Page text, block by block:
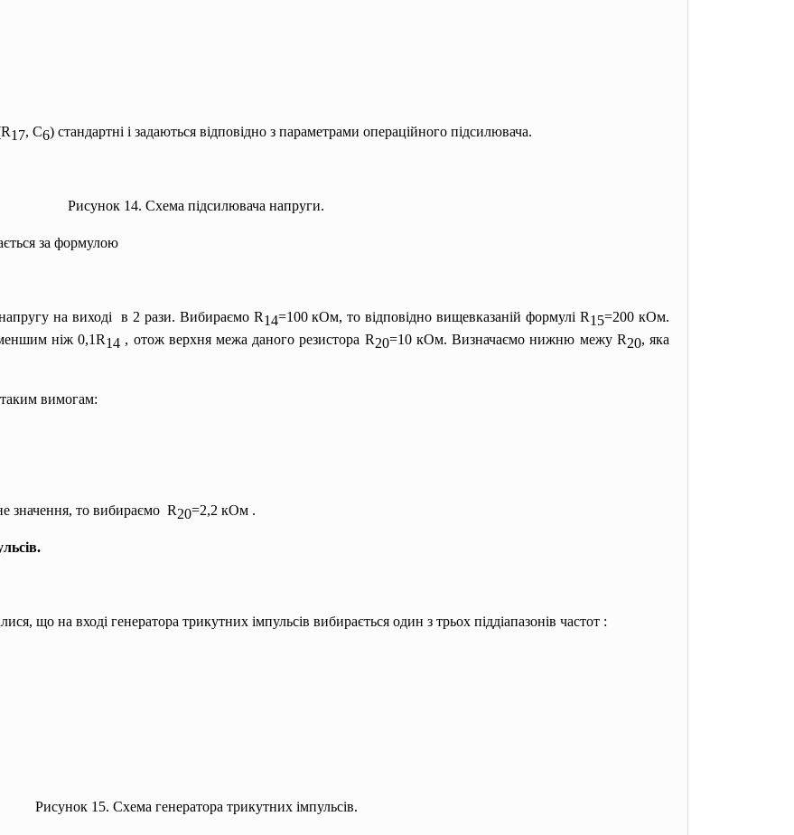
17, C6) стандартні і задаються відповідно з параметрами операційного підсилювача.
Рисунок 14. Схема підсилювача напруги.
за формулою
на виході в 2 рази. Вибираємо R14=100 кОм, то відповідно вищевказаній формулі R15=200 кОм.
ніж 0,1R14 , отож верхня межа даного резистора R20=10 кОм. Визначаємо нижню межу R20, яка
вимогам:
значення, то вибираємо R20=2,2 кОм .
що на вході генератора трикутних імпульсів вибирається один з трьох піддіапазонів частот :
Рисунок 15. Схема генератора трикутних імпульсів.